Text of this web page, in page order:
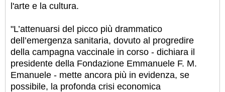
l'arte e la cultura.
"L’attenuarsi del picco più drammatico
dell’emergenza sanitaria, dovuto al progredire
della campagna vaccinale in corso - dichiara il
presidente della Fondazione Emmanuele F. M.
Emanuele - mette ancora più in evidenza, se
possibile, la profonda crisi economica